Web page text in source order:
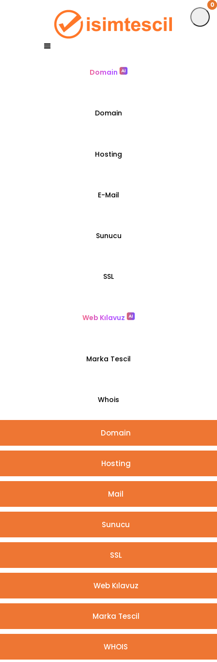
0
Domain
Domain
Hosting
E-Mail
Sunucu
SSL
Web Kılavuz
Marka Tescil
Whois
Domain
Hosting
Mail
Sunucu
SSL
Web Kılavuz
Marka Tescil
WHOIS
0